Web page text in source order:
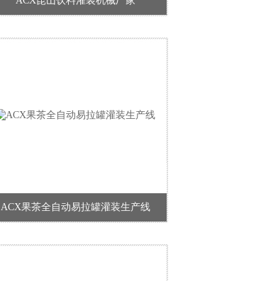
ACX果茶全自动易拉罐灌装生产线